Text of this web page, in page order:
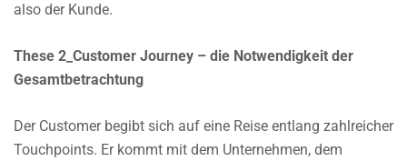
also der Kunde.
These 2_Customer Journey – die Notwendigkeit der
Gesamtbetrachtung
Der Customer begibt sich auf eine Reise entlang zahlreicher
Touchpoints. Er kommt mit dem Unternehmen, dem